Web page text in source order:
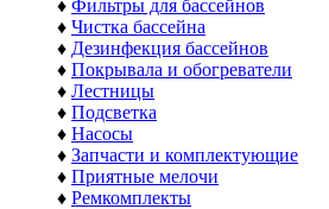
♦ Фильтры для бассейнов
♦ Чистка бассейна
♦ Дезинфекция бассейнов
♦ Покрывала и обогреватели
♦ Лестницы
♦ Подсветка
♦ Насосы
♦ Запчасти и комплектующие
♦ Приятные мелочи
♦ Ремкомплекты